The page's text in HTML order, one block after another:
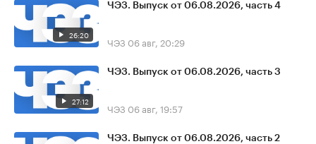
26:20
ЧЭЗ. Выпуск от 06.08.2026, часть 4
ЧЭЗ 06 авг, 20:29
27:12
ЧЭЗ. Выпуск от 06.08.2026, часть 3
ЧЭЗ 06 авг, 19:57
ЧЭЗ. Выпуск от 06.08.2026, часть 2